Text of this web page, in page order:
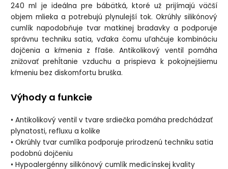
240 ml je ideálna pre bábätká, ktoré už prijímajú väčší
objem mlieka a potrebujú plynulejší tok. Okrúhly silikónový
cumlík napodobňuje tvar matkinej bradavky a podporuje
správnu techniku satia, vďaka čomu uľahčuje kombináciu
dojčenia a kŕmenia z fľaše. Antikolikový ventil pomáha
znižovať prehĺtanie vzduchu a prispieva k pokojnejšiemu
kŕmeniu bez diskomfortu bruška.
Výhody a funkcie
• Antikolikový ventil v tvare srdiečka pomáha predchádzať
plynatosti, refluxu a kolike
• Okrúhly tvar cumlíka podporuje prirodzenú techniku satia
podobnú dojčeniu
• Hypoalergénny silikónový cumlík medicínskej kvality